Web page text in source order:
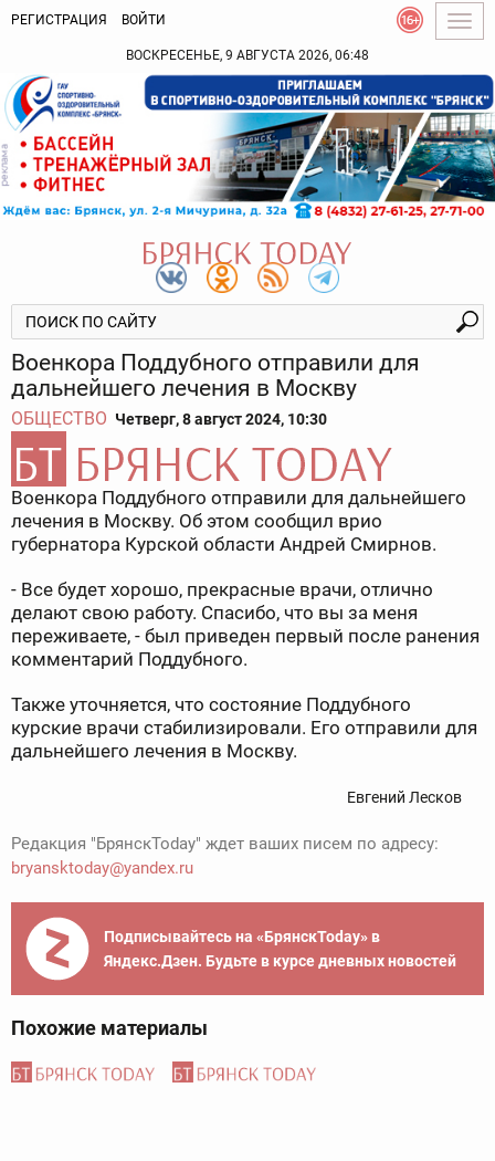
РЕГИСТРАЦИЯ ВОЙТИ
ВОСКРЕСЕНЬЕ, 9 АВГУСТА 2026, 06:48
Военкора Поддубного отправили для
дальнейшего лечения в Москву
ОБЩЕСТВО Четверг, 8 август 2024, 10:30
Военкора Поддубного отправили для дальнейшего
лечения в Москву. Об этом сообщил врио
губернатора Курской области Андрей Смирнов.
- Все будет хорошо, прекрасные врачи, отлично
делают свою работу. Спасибо, что вы за меня
переживаете, - был приведен первый после ранения
комментарий Поддубного.
Также уточняется, что состояние Поддубного
курские врачи стабилизировали. Его отправили для
дальнейшего лечения в Москву.
Евгений Лесков
Редакция "БрянскToday" ждет ваших писем по адресу:
bryansktoday@yandex.ru
Подписывайтесь на «БрянскToday» в
Яндекс.Дзен. Будьте в курсе дневных новостей
Похожие материалы